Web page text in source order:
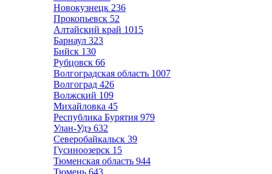
Новокузнецк 236
Прокопьевск 52
Алтайский край 1015
Барнаул 323
Бийск 130
Рубцовск 66
Волгоградская область 1007
Волгоград 426
Волжский 109
Михайловка 45
Республика Бурятия 979
Улан-Удэ 632
Северобайкальск 39
Гусиноозерск 15
Тюменская область 944
Тюмень 643